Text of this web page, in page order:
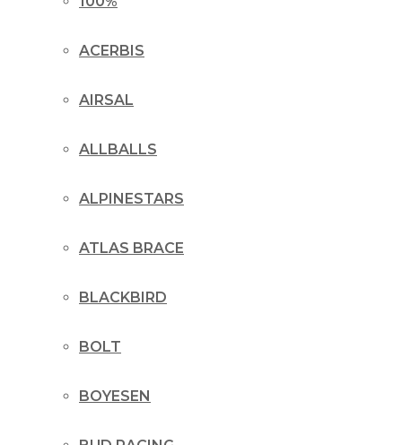
ACERBIS
AIRSAL
ALLBALLS
ALPINESTARS
ATLAS BRACE
BLACKBIRD
BOLT
BOYESEN